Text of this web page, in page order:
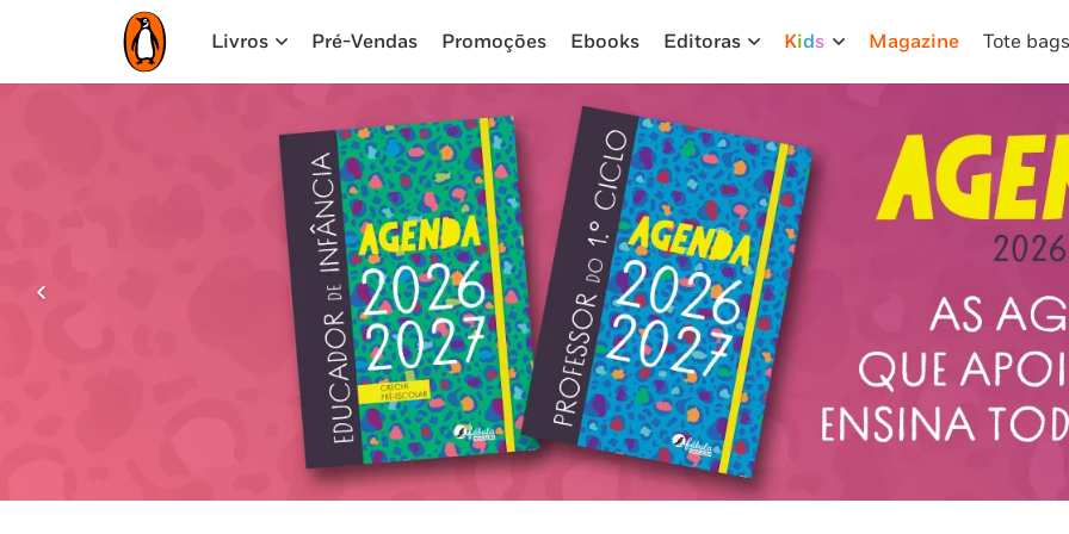
Livros Pré-Vendas Promoções Ebooks Editoras Kids Magazine Tote bags